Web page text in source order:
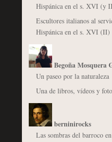
Hispánica en el s. XVI (y
Escultores italianos al
Hispánica en el s. XVI (II)
Begoña Mosquera
Un paseo por la naturaleza
Una de libros, vídeos y
berninirocks
Las sombras del barroco